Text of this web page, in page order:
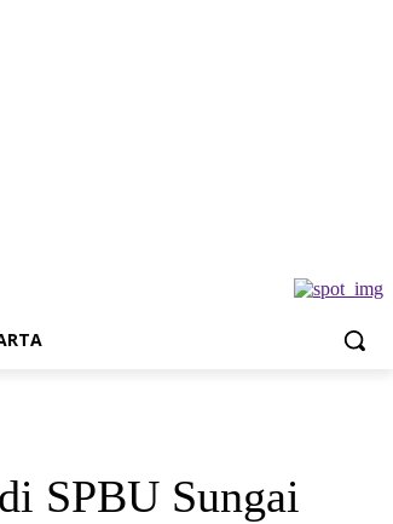
SPBU Sungai